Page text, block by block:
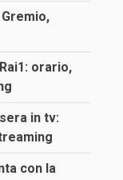
orario,
in tv:
con la